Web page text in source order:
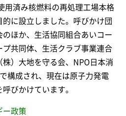
用済み核燃料の再処理工場本格
に設立しました。呼びかけ団
ほか、生活協同組合あいコー
プ共同体、生活クラブ事業連合
）大地を守る会、NPO日本消
構成され、現在は原子力発電
びかけています。
ー政策